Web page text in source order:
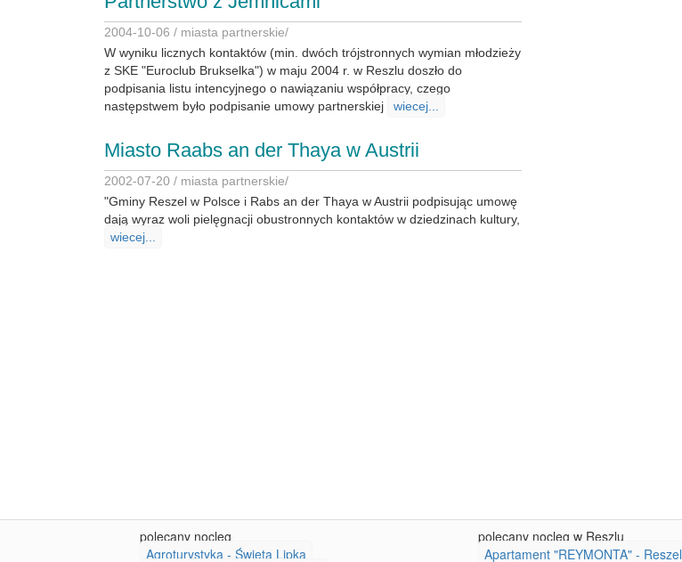
2004-10-06 / miasta partnerskie/
W wyniku licznych kontaktów (min. dwóch trójstronnych wymian młodzieży
z SKE "Euroclub Brukselka") w maju 2004 r. w Reszlu doszło do
podpisania listu intencyjnego o nawiązaniu współpracy, czego
następstwem było podpisanie umowy partnerskiej
wiecej...
Miasto Raabs an der Thaya w Austrii
2002-07-20 / miasta partnerskie/
"Gminy Reszel w Polsce i Rabs an der Thaya w Austrii podpisując umowę
dają wyraz woli pielęgnacji obustronnych kontaktów w dziedzinach kultury,
wiecej...
polecany nocleg
Agroturystyka - Święta Lipka
polecany nocleg w Reszlu
Apartament "REYMONTA" - Reszel